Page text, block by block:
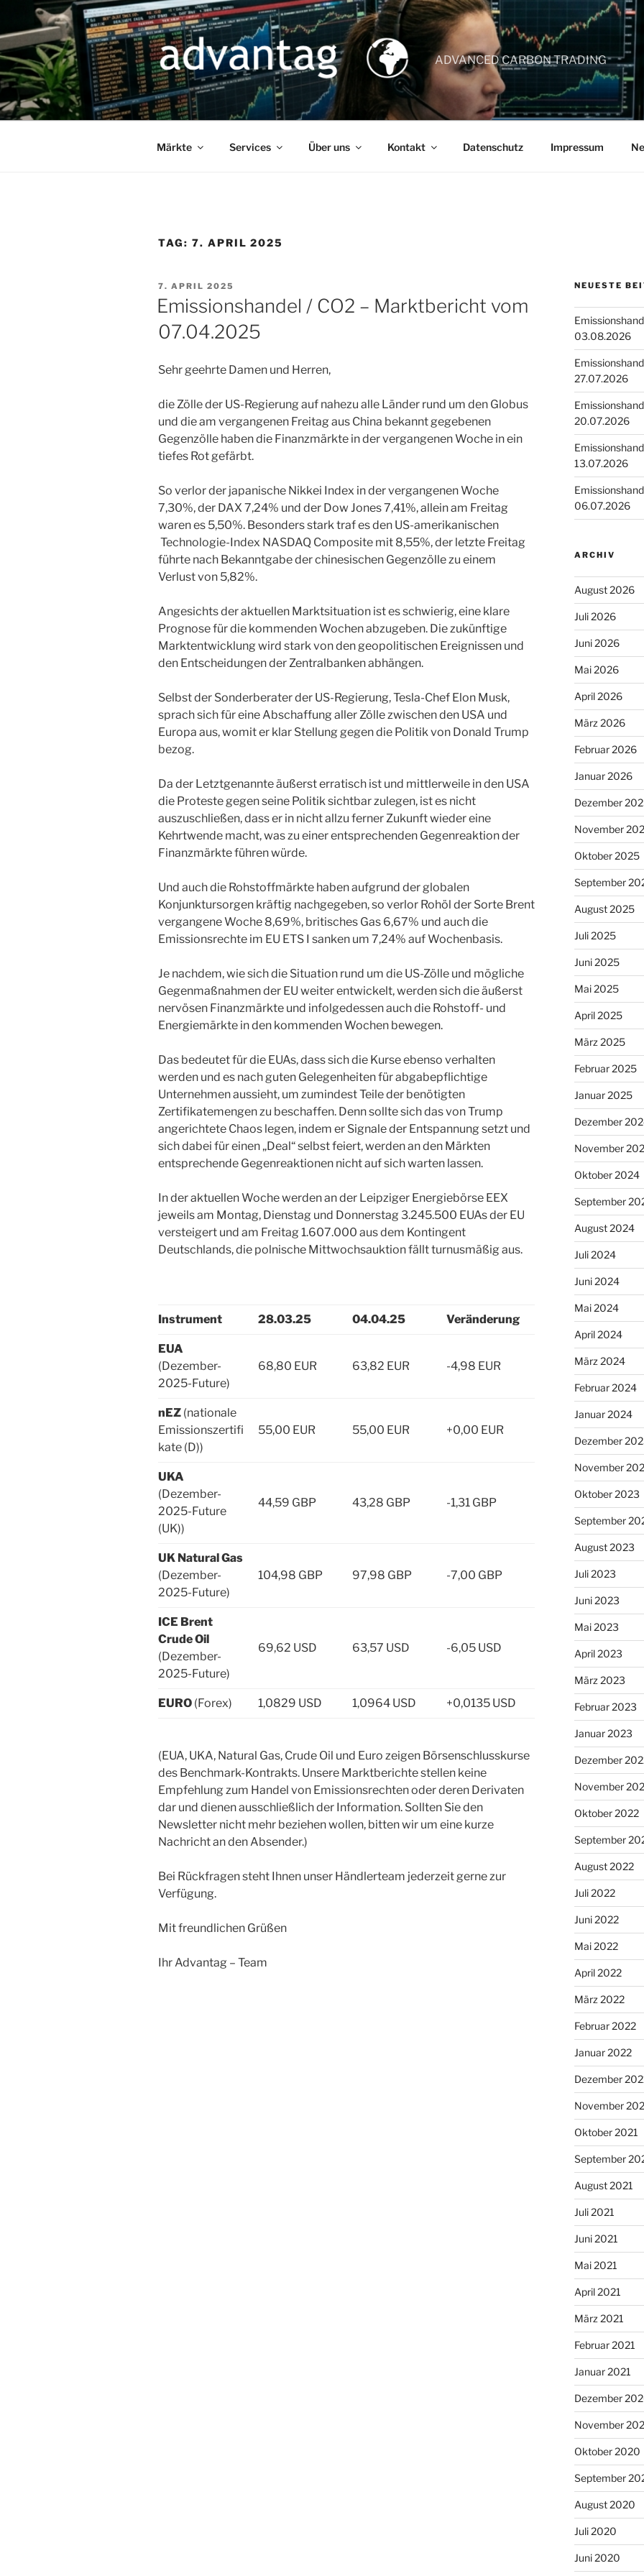
springen
ADVANCED CARBON TRADING
Märkte Services Über uns Kontakt Datenschutz Impressum
TAG: 7. APRIL 2025
VERÖFFENTLICHT
AM
7. APRIL 2025
Emissionshandel / CO2 – Marktbericht vom
07.04.2025
Sehr geehrte Damen und Herren,
die Zölle der US-Regierung auf nahezu alle Länder rund um den Globus
und die am vergangenen Freitag aus China bekannt gegebenen
Gegenzölle haben die Finanzmärkte in der vergangenen Woche in ein
tiefes Rot gefärbt.
So verlor der japanische Nikkei Index in der vergangenen Woche
7,30%, der DAX 7,24% und der Dow Jones 7,41%, allein am Freitag
waren es 5,50%. Besonders stark traf es den US-amerikanischen
Technologie-Index NASDAQ Composite mit 8,55%, der letzte Freitag
führte nach Bekanntgabe der chinesischen Gegenzölle zu einem
Verlust von 5,82%.
Angesichts der aktuellen Marktsituation ist es schwierig, eine klare
Prognose für die kommenden Wochen abzugeben. Die zukünftige
Marktentwicklung wird stark von den geopolitischen Ereignissen und
den Entscheidungen der Zentralbanken abhängen.
Selbst der Sonderberater der US-Regierung, Tesla-Chef Elon Musk,
sprach sich für eine Abschaffung aller Zölle zwischen den USA und
Europa aus, womit er klar Stellung gegen die Politik von Donald Trump
bezog.
Da der Letztgenannte äußerst erratisch ist und mittlerweile in den USA
die Proteste gegen seine Politik sichtbar zulegen, ist es nicht
auszuschließen, dass er in nicht allzu ferner Zukunft wieder eine
Kehrtwende macht, was zu einer entsprechenden Gegenreaktion der
Finanzmärkte führen würde.
Und auch die Rohstoffmärkte haben aufgrund der globalen
Konjunktursorgen kräftig nachgegeben, so verlor Rohöl der Sorte Brent
vergangene Woche 8,69%, britisches Gas 6,67% und auch die
Emissionsrechte im EU ETS I sanken um 7,24% auf Wochenbasis.
Je nachdem, wie sich die Situation rund um die US-Zölle und mögliche
Gegenmaßnahmen der EU weiter entwickelt, werden sich die äußerst
nervösen Finanzmärkte und infolgedessen auch die Rohstoff- und
Energiemärkte in den kommenden Wochen bewegen.
Das bedeutet für die EUAs, dass sich die Kurse ebenso verhalten
werden und es nach guten Gelegenheiten für abgabepflichtige
Unternehmen aussieht, um zumindest Teile der benötigten
Zertifikatemengen zu beschaffen. Denn sollte sich das von Trump
angerichtete Chaos legen, indem er Signale der Entspannung setzt und
sich dabei für einen „Deal“ selbst feiert, werden an den Märkten
entsprechende Gegenreaktionen nicht auf sich warten lassen.
In der aktuellen Woche werden an der Leipziger Energiebörse EEX
jeweils am Montag, Dienstag und Donnerstag 3.245.500 EUAs der EU
versteigert und am Freitag 1.607.000 aus dem Kontingent
Deutschlands, die polnische Mittwochsauktion fällt turnusmäßig aus.
Instrument 28.03.25 04.04.25 Veränderung
EUA
(Dezember-
2025-Future)
68,80 EUR 63,82 EUR -4,98 EUR
nEZ (nationale
Emissionszertifi
kate (D))
55,00 EUR 55,00 EUR +0,00 EUR
UKA
(Dezember-
2025-Future
(UK))
44,59 GBP 43,28 GBP -1,31 GBP
UK Natural Gas
(Dezember-
2025-Future)
104,98 GBP 97,98 GBP -7,00 GBP
ICE Brent
Crude Oil
(Dezember-
2025-Future)
69,62 USD 63,57 USD -6,05 USD
EURO (Forex) 1,0829 USD 1,0964 USD +0,0135 USD
(EUA, UKA, Natural Gas, Crude Oil und Euro zeigen Börsenschlusskurse
des Benchmark-Kontrakts. Unsere Marktberichte stellen keine
Empfehlung zum Handel von Emissionsrechten oder deren Derivaten
dar und dienen ausschließlich der Information. Sollten Sie den
Newsletter nicht mehr beziehen wollen, bitten wir um eine kurze
Nachricht an den Absender.)
Bei Rückfragen steht Ihnen unser Händlerteam jederzeit gerne zur
Verfügung.
Mit freundlichen Grüßen
Ihr Advantag – Team
NEUESTE
03.08.2026
27.07.2026
20.07.2026
13.07.2026
06.07.2026
ARCHIV
August 2026
Juli 2026
Juni 2026
Mai 2026
April 2026
März 2026
Februar 2026
Januar 2026
Dezember
November
Oktober 2025
September
August 2025
Juli 2025
Juni 2025
Mai 2025
April 2025
März 2025
Februar 2025
Januar 2025
Dezember
November
Oktober 2024
September
August 2024
Juli 2024
Juni 2024
Mai 2024
April 2024
März 2024
Februar 2024
Januar 2024
Dezember
November
Oktober 2023
September
August 2023
Juli 2023
Juni 2023
Mai 2023
April 2023
März 2023
Februar 2023
Januar 2023
Dezember
November
Oktober 2022
September
August 2022
Juli 2022
Juni 2022
Mai 2022
April 2022
März 2022
Februar 2022
Januar 2022
Dezember
November
Oktober 2021
September
August 2021
Juli 2021
Juni 2021
Mai 2021
April 2021
März 2021
Februar 2021
Januar 2021
Dezember
November
Oktober 2020
September
August 2020
Juli 2020
Juni 2020